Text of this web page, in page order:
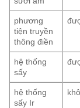
phương
tiện truyền
thông điền
hệ thống
sấy
hệ thống
sấy Ir